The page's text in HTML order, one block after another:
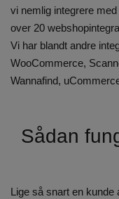
vi nemlig integrere
over 20
Vi har blandt andre
WooCommerce,
Wannafind,
Sådan
Lige så snart en kunde